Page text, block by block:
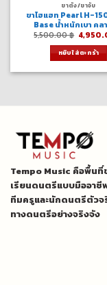
ขาตั้ง/ขาจับ
ขาไฮแฮท Pearl H-
Base น้ำหนักเบา คล
5,500.00฿
price
was:
หยิบใส่ตะกร้า
Tempo Music คือพื้นที่
เรียนดนตรีแบบมืออาชี
ทีมครูและนักดนตรีตัวจ
ทางดนตรีอย่างจริงจัง